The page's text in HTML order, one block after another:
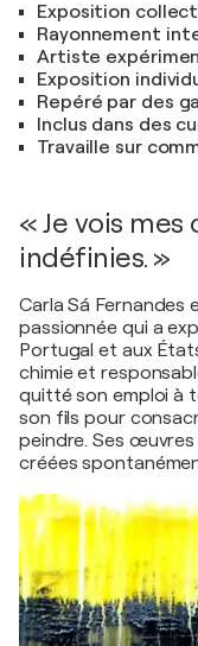
Exposition
Rayonnement
Artiste
Exposition
Repéré par des
Inclus dans des
Travaille sur
« Je vois
indéfinies. »
Carla Sá
passionnée qui a
Portugal et aux
chimie et
quitté son emploi à
son fils pour
peindre. Ses
créées